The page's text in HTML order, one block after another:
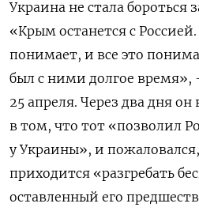
Украина не стала бороться
«Крым останется с
понимает, и все это
был с ними долгое время»,
25 апреля. Через два дня
в том, что тот «позволил
у Украины», и
приходится «разгребать
оставленный его